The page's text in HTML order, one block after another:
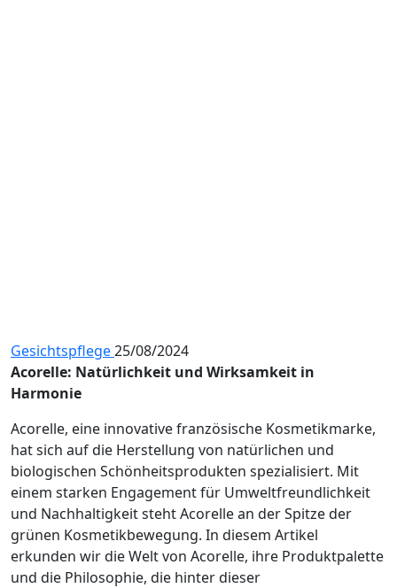
Gesichtspflege25/08/2024
Acorelle: Natürlichkeit und Wirksamkeit in
Harmonie
Acorelle, eine innovative französische Kosmetikmarke,
hat sich auf die Herstellung von natürlichen und
biologischen Schönheitsprodukten spezialisiert. Mit
einem starken Engagement für Umweltfreundlichkeit
und Nachhaltigkeit steht Acorelle an der Spitze der
grünen Kosmetikbewegung. In diesem Artikel
erkunden wir die Welt von Acorelle, ihre Produktpalette
und die Philosophie, die hinter dieser